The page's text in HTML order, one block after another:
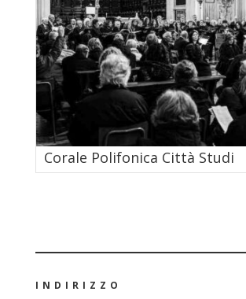
Corale Polifonica Città Studi
INDIRIZZO